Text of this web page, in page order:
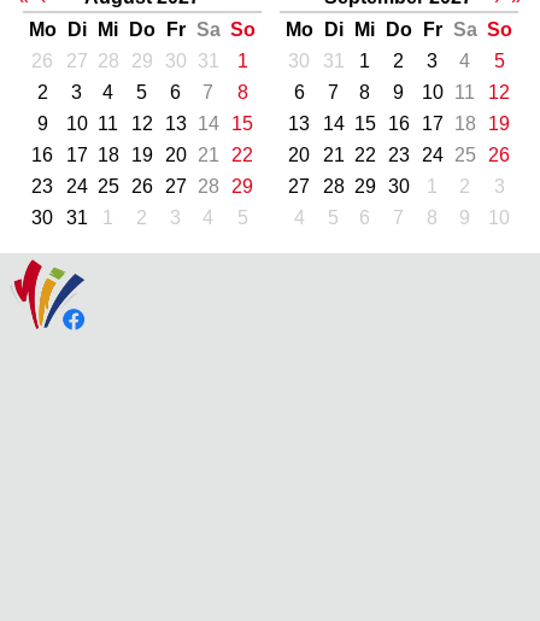
Mo
Di Mi Do Fr Sa So
26
27 28 29 30 31
1
2
3 4 5 6 7
8
9
10 11 12 13 14
15
16
17 18 19 20 21
22
23
24 25 26 27 28
29
30
31 1 2 3 4 5
Mo
Di Mi Do Fr Sa So
30
31 1 2 3 4
5
6
7 8 9 10 11
12
13
14 15 16 17 18
19
20
21 22 23 24 25
26
27
28 29 30 1 2
3
4
5 6 7 8 9 10